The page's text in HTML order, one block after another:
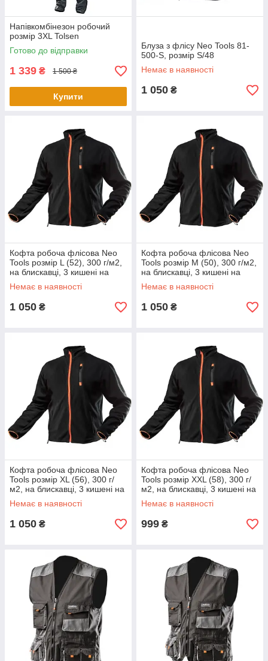
Напівкомбінезон робочий
розмір 3XL Tolsen
Готово до відправки
1 339 ₴ 1 500 ₴
Купити
Блуза з флісу Neo Tools 81-
500-S, розмір S/48
Немає в наявності
1 050 ₴
Кофта робоча флісова Neo
Tools розмір L (52), 300 г/м2,
на блискавці, 3 кишені на
блискавці, чорний
Немає в наявності
1 050 ₴
Кофта робоча флісова Neo
Tools розмір M (50), 300 г/м2,
на блискавці, 3 кишені на
блискавці, чорний
Немає в наявності
1 050 ₴
Кофта робоча флісова Neo
Tools розмір XL (56), 300 г/
м2, на блискавці, 3 кишені на
блискавці, чорний
Немає в наявності
1 050 ₴
Кофта робоча флісова Neo
Tools розмір XXL (58), 300 г/
м2, на блискавці, 3 кишені на
блискавці, чорний
Немає в наявності
999 ₴